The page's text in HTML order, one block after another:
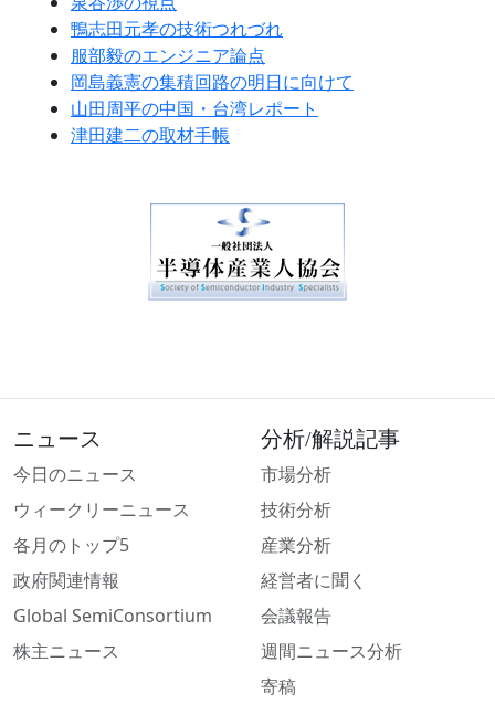
鴨志田元孝の技術つれづれ
服部毅のエンジニア論点
岡島義憲の集積回路の明日に向けて
山田周平の中国・台湾レポート
津田建二の取材手帳
ニュース
今日のニュース
ウィークリーニュース
各月のトップ5
政府関連情報
Global SemiConsortium
株主ニュース
分析/解説記事
市場分析
技術分析
産業分析
経営者に聞く
会議報告
週間ニュース分析
寄稿